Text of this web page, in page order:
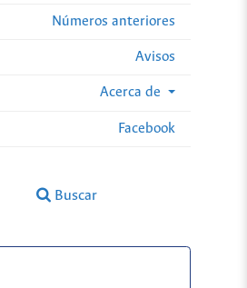
Números anteriores
Avisos
Acerca de
Facebook
Buscar